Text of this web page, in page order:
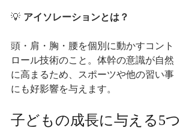
💡 アイソレーションとは？
頭・肩・胸・腰を個別に動かすコント
ロール技術のこと。体幹の意識が自然
に高まるため、スポーツや他の習い事
にも好影響を与えます。
子どもの成長に与える5つ